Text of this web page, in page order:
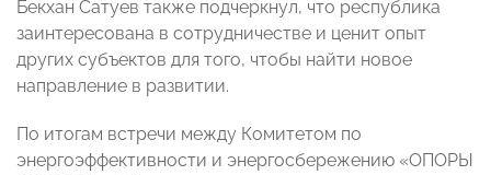
Бекхан Сатуев также подчеркнул, что республика
заинтересована в сотрудничестве и ценит опыт
других субъектов для того, чтобы найти новое
направление в развитии.
По итогам встречи между Комитетом по
энергоэффективности и энергосбережению «ОПОРЫ